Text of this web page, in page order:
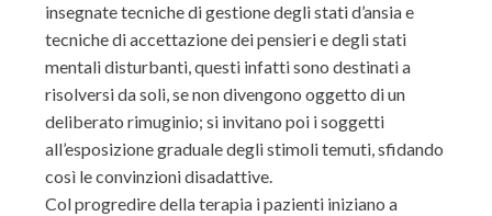
insegnate tecniche di gestione degli stati d’ansia e
tecniche di accettazione dei pensieri e degli stati
mentali disturbanti, questi infatti sono destinati a
risolversi da soli, se non divengono oggetto di un
deliberato rimuginio; si invitano poi i soggetti
all’esposizione graduale degli stimoli temuti, sfidando
così le convinzioni disadattive.
Col progredire della terapia i pazienti iniziano a